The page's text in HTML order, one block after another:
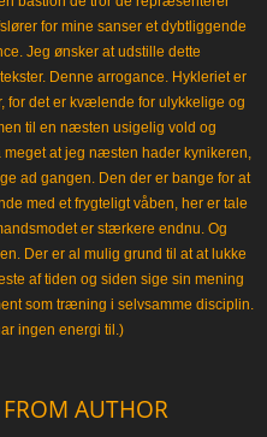
for mine sanser et dybtliggende
Jeg ønsker at udstille dette
Denne arrogance. Hykleriet er
for det er kvælende for ulykkelige og
til en næsten usigelig vold og
at jeg næsten hader kynikeren,
ad gangen. Den der er bange for at
med et frygteligt våben, her er tale
er stærkere endnu. Og
Der er al mulig grund til at at lukke
af tiden og siden sige sin mening
som træning i selvsamme disciplin.
ingen energi til.)
AUTHOR